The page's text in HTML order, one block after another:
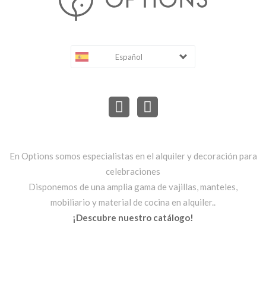
Español
En Options somos especialistas en el alquiler y decoración para
celebraciones
Disponemos de una amplia gama de vajillas, manteles,
mobiliario y material de cocina en alquiler..
¡Descubre nuestro catálogo!